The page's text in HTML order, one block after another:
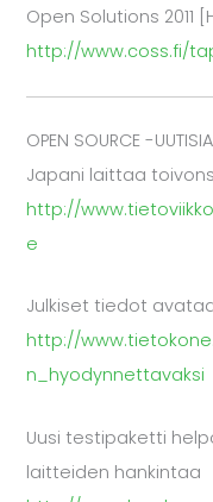
Open Solutions 2011
http://www.coss.fi/
OPEN SOURCE -UUTISIA
Japani laittaa
http://
e
Julkiset tiedot
http://
n_hyodynnettavaksi
Uusi testipaketti
laitteiden hankintaa